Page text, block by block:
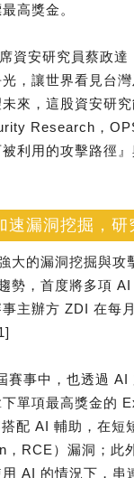
高獎金。
資安研究員蔡政
，讓世界看見台
來，這股資安研
Research，
利用的攻擊路徑
漏洞挖掘，研
大的漏洞挖掘與
勢，首度將多項
主辦方 ZDI 在每
賽事中，也透過
單項最高獎金的
配 AI 輔助，在短
，RCE）漏洞；
AI 的情況下，